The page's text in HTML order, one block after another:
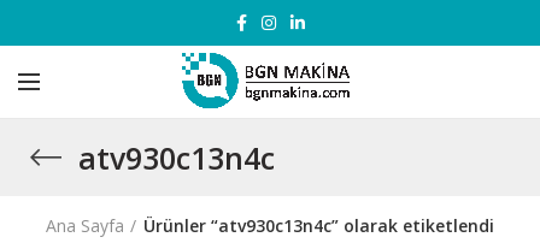
atv930c13n4c
Ana Sayfa Ürünler “atv930c13n4c” olarak etiketlendi